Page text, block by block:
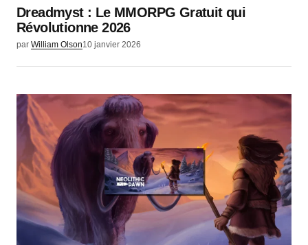
Dreadmyst : Le MMORPG Gratuit qui
Révolutionne 2026
par William Olson10 janvier 2026